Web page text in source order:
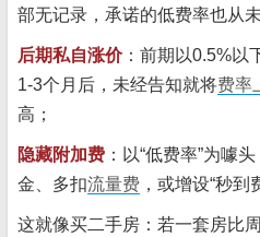
部无记录，承诺的低费率也从未
后期私自涨价：前期以0.5%以
1-3个月后，未经告知就将费率
高；
隐藏附加费 ：以“低费率”为噱
金、多扣流量费 ，或增设“秒到
这就像买二手房：若一套房比